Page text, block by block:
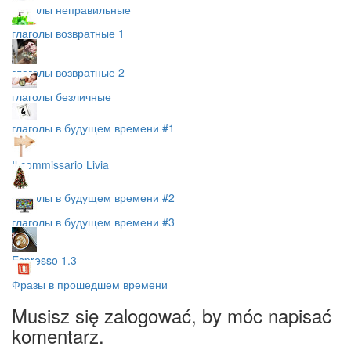
глаголы неправильные
глаголы возвратные 1
глаголы возвратные 2
глаголы безличные
глаголы в будущем времени #1
Il commissario Livia
глаголы в будущем времени #2
глаголы в будущем времени #3
Espresso 1.3
Фразы в прошедшем времени
Musisz się zalogować, by móc napisać
komentarz.